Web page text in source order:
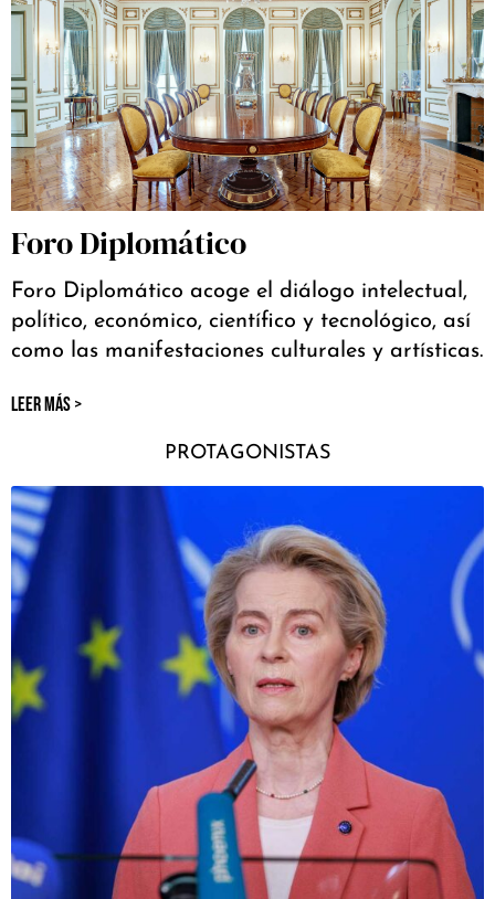
Foro Diplomático
Foro Diplomático acoge el diálogo intelectual,
político, económico, científico y tecnológico, así
como las manifestaciones culturales y artísticas.
LEER MÁS >
PROTAGONISTAS